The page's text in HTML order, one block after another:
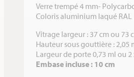
3,09 x 4,57 x 2,36 x 0,84 15,47
3,09 x 6,04 x 2,36 x 0,84 20,01
3,09 x 7,53 x 2,36 x 0,84 24,62
Verre trempé 4 mm-
Coloris aluminium laqué RAL
Vitrage largeur : 37 cm ou 73
Hauteur sous gouttière : 2,05
Largeur de porte 0,73 ml ou 2
Embase incluse : 10 cm